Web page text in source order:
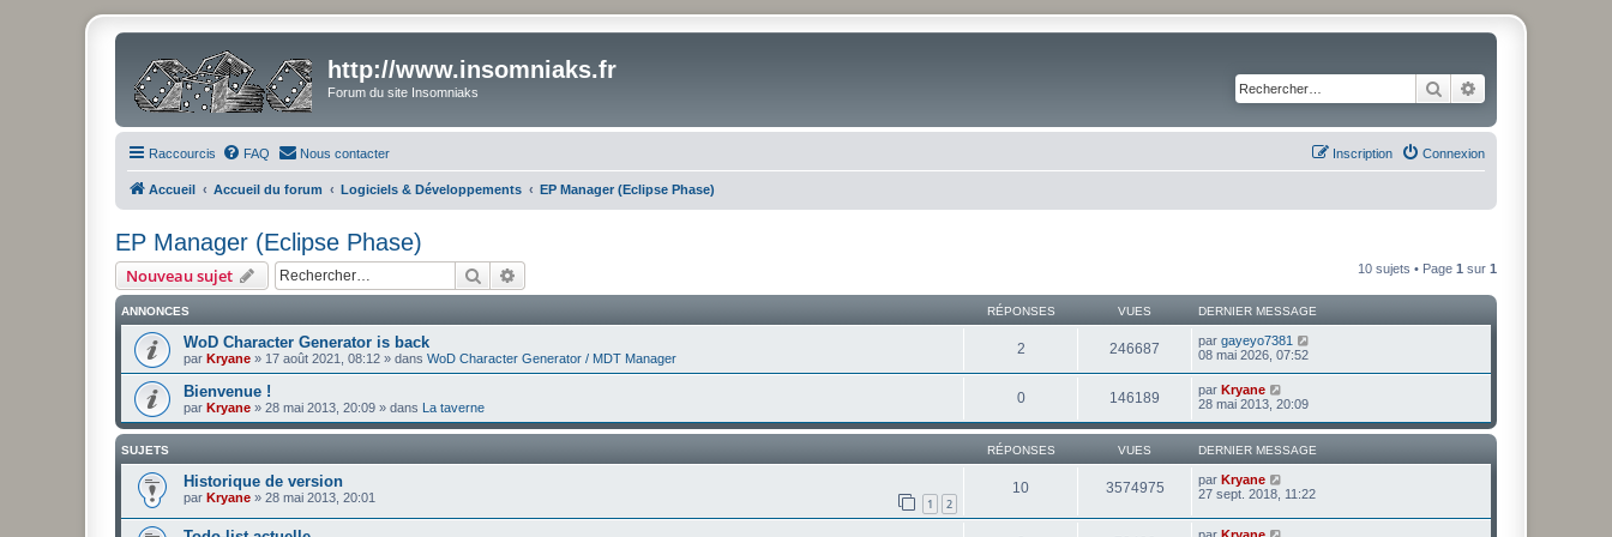
http://www.insomniaks.fr
Forum du site Insomniaks Rechercher
Raccourcis FAQ Nous contacter Connexion
Inscription
Accueil Accueil du forum Logiciels & Développements EP Manager (Eclipse Phase)
EP Manager (Eclipse Phase)
Nouveau sujet Rechercher 10 sujets • Page 1 sur 1
ANNONCES RÉPONSES VUES DERNIER MESSAGE
WoD Character Generator is back
par Kryane » 17 août 2021, 08:12 » dans WoD Character Generator / MDT Manager
2 246687 par gayeyo7381
08 mai 2026, 07:52
Bienvenue !
par Kryane » 28 mai 2013, 20:09 » dans La taverne
0 146189 par Kryane
28 mai 2013, 20:09
SUJETS RÉPONSES VUES DERNIER MESSAGE
Historique de version
par Kryane » 28 mai 2013, 20:01 1 2
10 3574975 par Kryane
27 sept. 2018, 11:22